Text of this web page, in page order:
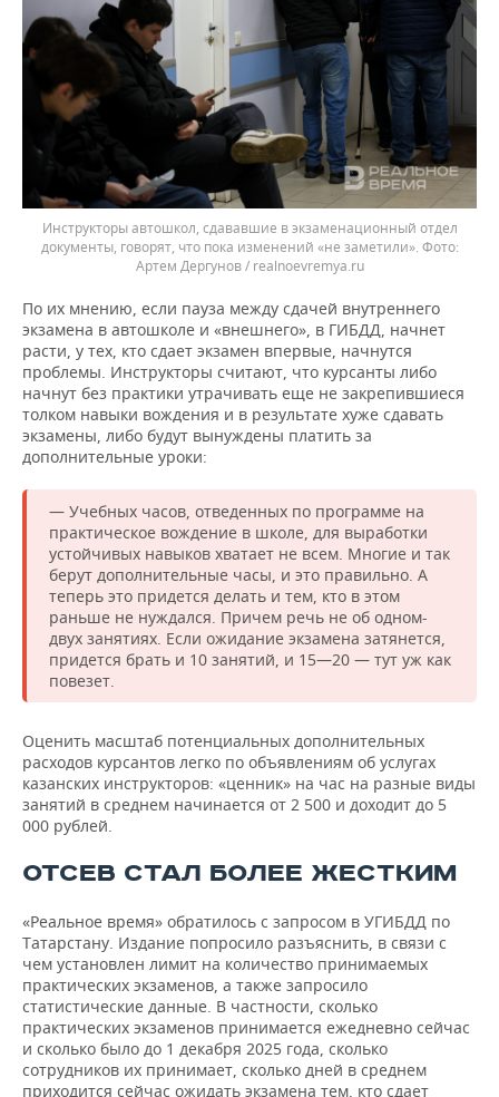
Инструкторы автошкол, сдававшие в экзаменационный отдел
документы, говорят, что пока изменений «не заметили».
Артем Дергунов / realnoevremya.ru
По их мнению, если пауза между сдачей внутреннего
экзамена в автошколе и «внешнего», в ГИБДД, начнет
расти, у тех, кто сдает экзамен впервые, начнутся
проблемы. Инструкторы считают, что курсанты либо
начнут без практики утрачивать еще не закрепившиеся
толком навыки вождения и в результате хуже сдавать
экзамены, либо будут вынуждены платить за
дополнительные уроки:
— Учебных часов, отведенных по программе на
практическое вождение в школе, для выработки
устойчивых навыков хватает не всем. Многие и так
берут дополнительные часы, и это правильно. А
теперь это придется делать и тем, кто в этом
раньше не нуждался. Причем речь не об одном-
двух занятиях. Если ожидание экзамена затянется,
придется брать и 10 занятий, и 15—20 — тут уж как
повезет.
Оценить масштаб потенциальных дополнительных
расходов курсантов легко по объявлениям об услугах
казанских инструкторов: «ценник» на час на разные виды
занятий в среднем начинается от 2 500 и доходит до 5
000 рублей.
ОТСЕВ СТАЛ БОЛЕЕ ЖЕСТКИМ
«Реальное время» обратилось с запросом в УГИБДД по
Татарстану. Издание попросило разъяснить, в связи с
чем установлен лимит на количество принимаемых
практических экзаменов, а также запросило
статистические данные. В частности, сколько
практических экзаменов принимается ежедневно сейчас
и сколько было до 1 декабря 2025 года, сколько
сотрудников их принимает, сколько дней в среднем
приходится сейчас ожидать экзамена тем, кто сдает